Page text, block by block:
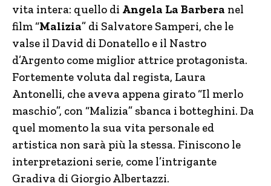
vita intera: quello di Angela La Barbera nel
film “Malizia” di Salvatore Samperi, che le
valse il David di Donatello e il Nastro
d’Argento come miglior attrice protagonista.
Fortemente voluta dal regista, Laura
Antonelli, che aveva appena girato “Il merlo
maschio”, con “Malizia” sbanca i botteghini. Da
quel momento la sua vita personale ed
artistica non sarà più la stessa. Finiscono le
interpretazioni serie, come l’intrigante
Gradiva di Giorgio Albertazzi.